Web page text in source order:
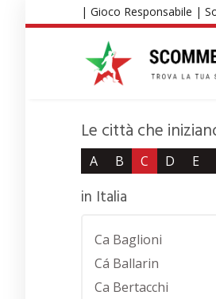
| Gioco Responsabile |
Le città che
A B C D E
in Italia
Ca Baglioni
Cá Ballarin
Ca Bertacchi